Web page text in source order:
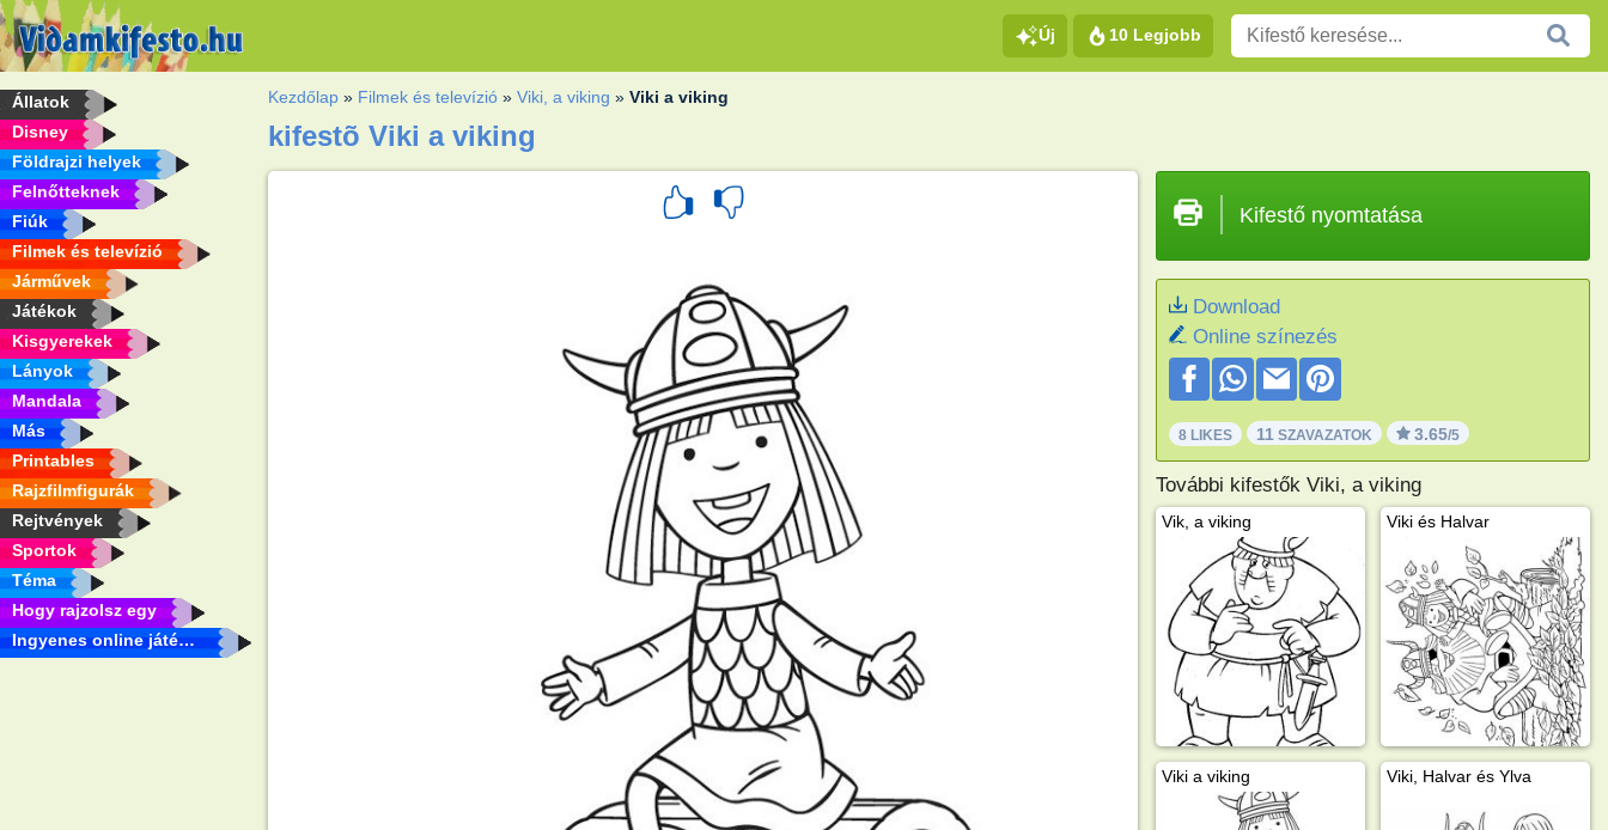
Új 10 Legjobb
Állatok
Disney
Földrajzi helyek
Felnőtteknek
Fiúk
Filmek és televízió
Járművek
Játékok
Kisgyerekek
Lányok
Mandala
Más
Printables
Rajzfilmfigurák
Rejtvények
Sportok
Téma
Hogy rajzolsz egy
Ingyenes online játékok
Kezdőlap » Filmek és televízió »Viki, a viking »Viki a viking
kifestõ Viki a viking
Kifestő nyomtatása
Download
Online színezés
8 LIKES 11 SZAVAZATOK 3.65/5
További kifestők Viki, a viking
Vik, a viking Viki és Halvar
Viki a viking Viki, Halvar és Ylva